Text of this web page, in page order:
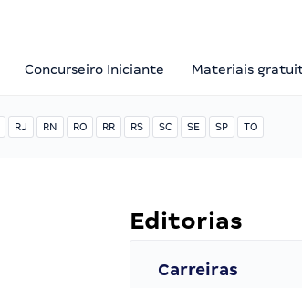
Concurseiro Iniciante Materiais
RJ RN RO RR RS SC SE SP TO
Editorias
Carreiras